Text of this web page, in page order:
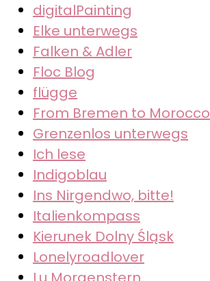
digitalPainting
Elke unterwegs
Falken & Adler
Floc Blog
flügge
From Bremen to Morocco
Grenzenlos unterwegs
Ich lese
Indigoblau
Ins Nirgendwo, bitte!
Italienkompass
Kierunek Dolny Śląsk
Lonelyroadlover